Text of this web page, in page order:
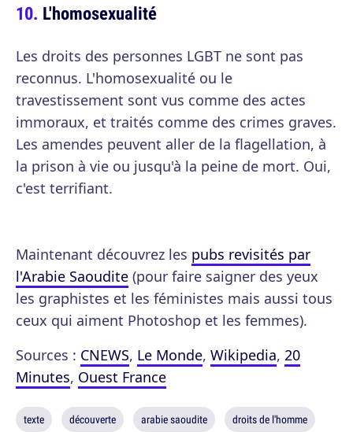
L'homosexualité
Les droits des personnes LGBT ne sont pas
reconnus. L'homosexualité ou le
travestissement sont vus comme des actes
immoraux, et traités comme des crimes graves.
Les amendes peuvent aller de la flagellation, à
la prison à vie ou jusqu'à la peine de mort. Oui,
c'est terrifiant.
Maintenant découvrez les pubs revisités par
l'Arabie Saoudite (pour faire saigner des yeux
les graphistes et les féministes mais aussi tous
ceux qui aiment Photoshop et les femmes).
Sources : CNEWS, Le Monde, Wikipedia, 20
Minutes, Ouest France
texte découverte arabie saoudite droits de l'homme